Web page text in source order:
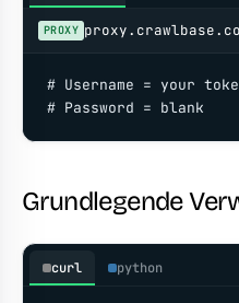
PROXY
# Username = your
# Password = blank
Grundlegende
curl python